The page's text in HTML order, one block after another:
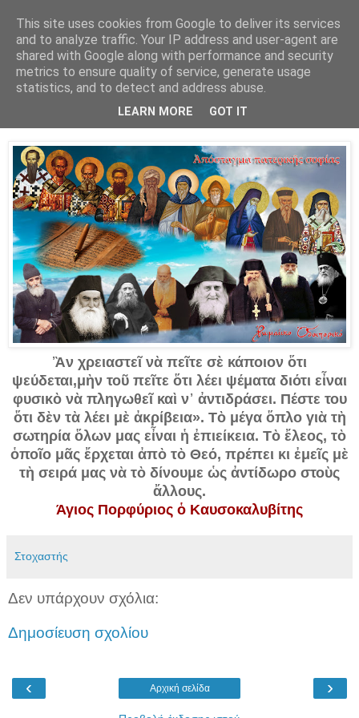
14 Οκτ 2023
Ἀπόσταγμα πατερικῆς σοφίας...
Ἂν χρειαστεῖ νὰ πεῖτε σὲ κάποιον ὅτι
ψεύδεται,μὴν τοῦ πεῖτε ὅτι λέει ψέματα διότι εἶναι
φυσικὸ νὰ πληγωθεῖ καὶ ν᾿ ἀντιδράσει. Πέστε του
ὅτι δὲν τὰ λέει μὲ ἀκρίβεια». Τὸ μέγα ὅπλο γιὰ τὴ
σωτηρία ὅλων μας εἶναι ἡ ἐπιείκεια. Τὸ ἔλεος, τὸ
ὁποῖο μᾶς ἔρχεται ἀπὸ τὸ Θεό, πρέπει κι ἐμεῖς μὲ
τὴ σειρά μας νὰ τὸ δίνουμε ὡς ἀντίδωρο στοὺς
ἄλλους.
Άγιος Πορφύριος ὁ Καυσοκαλυβίτης
Στοχαστής
Δεν υπάρχουν σχόλια:
Δημοσίευση σχολίου
‹ ›
Αρχική σελίδα
This site uses cookies from Google to deliver its services
and to analyze traffic. Your IP address and user-agent are
shared with Google along with performance and security
metrics to ensure quality of service, generate usage
statistics, and to detect and address abuse.
LEARN MORE GOT IT